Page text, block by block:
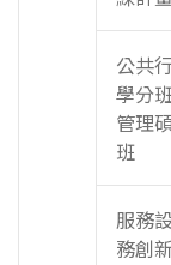
公共
學分
管理
班
服務
務創